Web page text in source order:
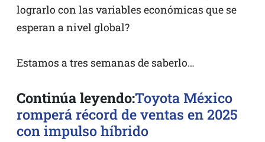
lograrlo con las variables económicas que se
esperan a nivel global?
Estamos a tres semanas de saberlo…
Continúa leyendo:Toyota México
romperá récord de ventas en 2025
con impulso híbrido